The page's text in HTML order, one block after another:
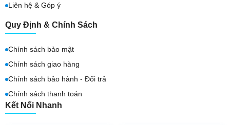
Liên hệ & Góp ý
Quy Định & Chính Sách
Chính sách bảo mật
Chính sách giao hàng
Chính sách bảo hành - Đổi trả
Chính sách thanh toán
Kết Nối Nhanh